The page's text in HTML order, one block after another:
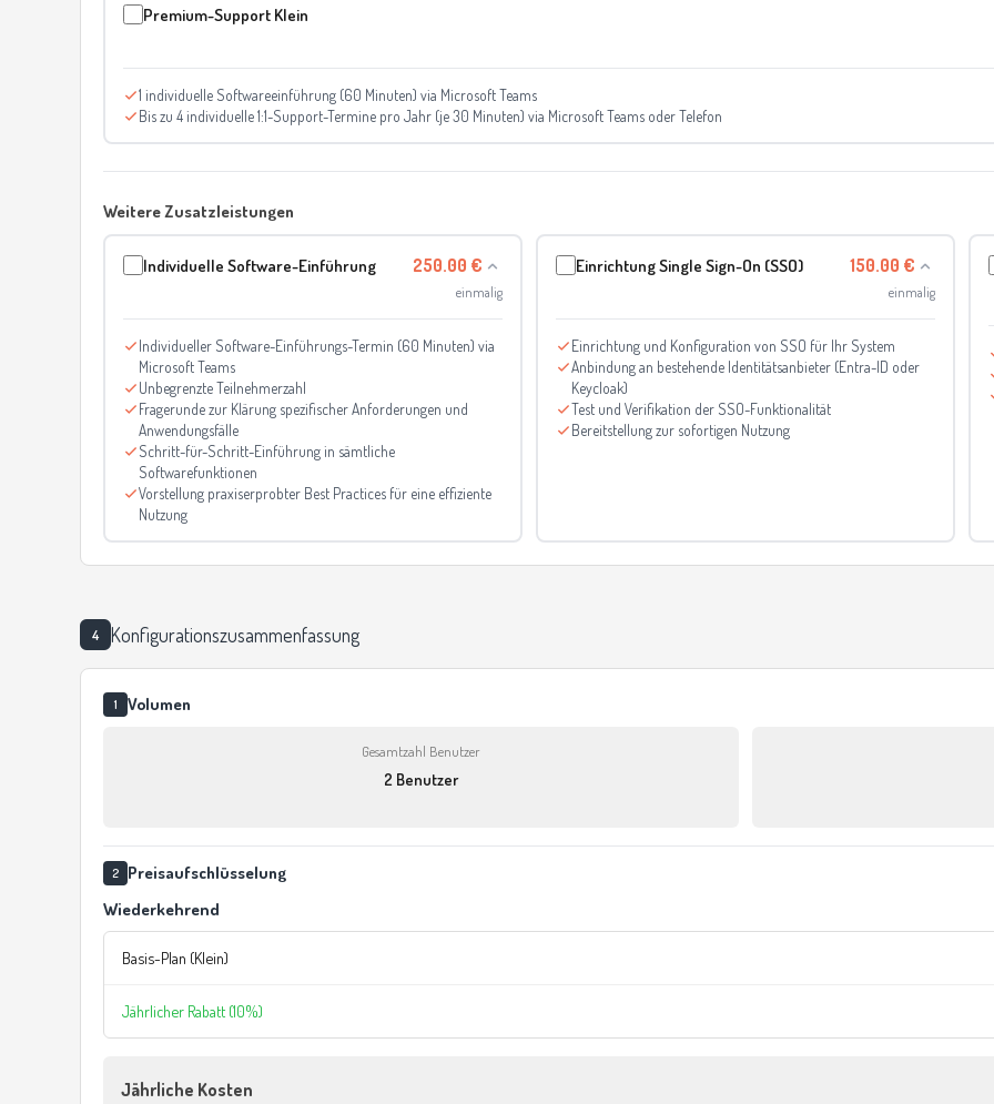
Premium-Support Klein
1 individuelle Softwareeinführung (60 Minuten) via Microsoft Teams
Bis zu 4 individuelle 1:1-Support-Termine pro Jahr (je 30 Minuten) via Microsoft Teams oder Telefon
Weitere Zusatzleistungen
Individuelle Software-Einführung 250.00 €
einmalig
Individueller Software-Einführungs-Termin (60 Minuten) via
Microsoft Teams
Unbegrenzte Teilnehmerzahl
Fragerunde zur Klärung spezifischer Anforderungen und
Anwendungsfälle
Schritt-für-Schritt-Einführung in sämtliche
Softwarefunktionen
Vorstellung praxiserprobter Best Practices für eine effiziente
Nutzung
Einrichtung Single Sign-On (SSO) 150.00 €
einmalig
Einrichtung und Konfiguration von SSO für Ihr System
Anbindung an bestehende Identitätsanbieter (Entra-ID oder
Keycloak)
Test und Verifikation der SSO-Funktionalität
Bereitstellung zur sofortigen Nutzung
4 Konfigurationszusammenfassung
1 Volumen
Gesamtzahl Benutzer
2 Benutzer
2 Preisaufschlüsselung
Wiederkehrend
Basis-Plan (Klein)
Jährlicher Rabatt (10%)
Jährliche Kosten